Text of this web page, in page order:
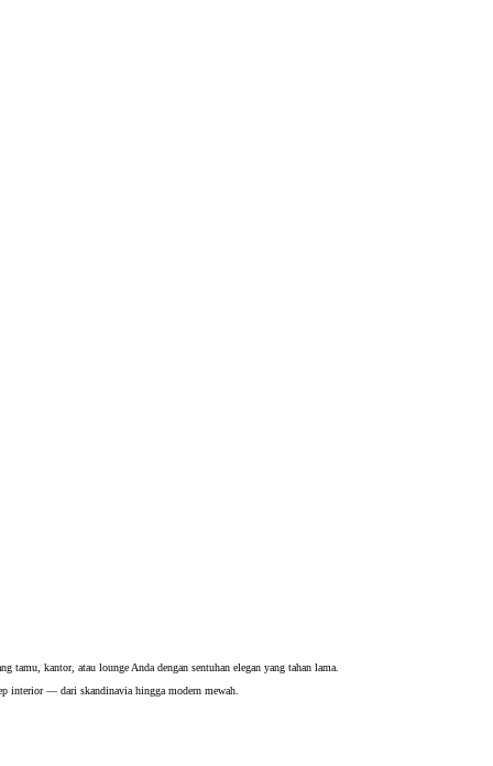
kantor, atau lounge Anda dengan sentuhan elegan yang tahan lama.
interior — dari skandinavia hingga modern mewah.